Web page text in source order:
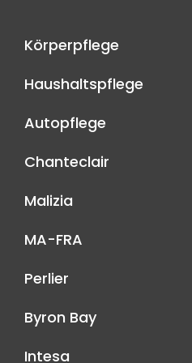
Körperpflege
Haushaltspflege
Autopflege
Chanteclair
Malizia
MA-FRA
Perlier
Byron Bay
Intesa